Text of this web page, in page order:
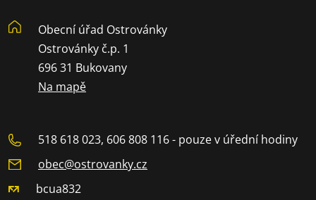
Obecní úřad Ostrovánky
Ostrovánky č.p. 1
696 31 Bukovany
Na mapě
518 618 023, 606 808 116 - pouze v úřední hodiny
obec@ostrovanky.cz
bcua832